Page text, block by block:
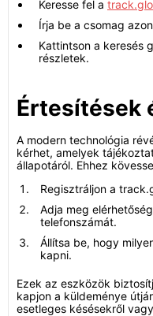
Keresse fel a
Írja be a csomag
Kattintson a keresés
részletek.
Értesítések
A modern technológia
kérhet, amelyek
állapotáról. Ehhez
Regisztráljon a
Adja meg
telefonszámát.
Állítsa be, hogy
kapni.
Ezek az eszközök
kapjon a küldeménye
esetleges késésekről